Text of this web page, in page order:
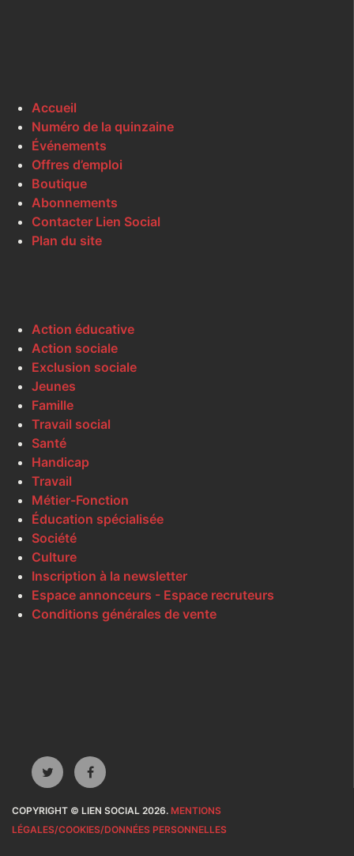
Accueil
Numéro de la quinzaine
Événements
Offres d’emploi
Boutique
Abonnements
Contacter Lien Social
Plan du site
Action éducative
Action sociale
Exclusion sociale
Jeunes
Famille
Travail social
Santé
Handicap
Travail
Métier-Fonction
Éducation spécialisée
Société
Culture
Inscription à la newsletter
Espace annonceurs - Espace recruteurs
Conditions générales de vente
COPYRIGHT © LIEN SOCIAL 2026. MENTIONS
LÉGALES/COOKIES/DONNÉES PERSONNELLES